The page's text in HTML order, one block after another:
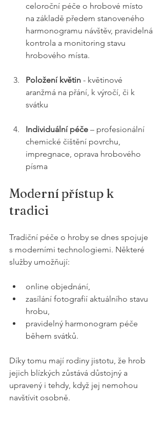
celoroční péče o hrobové místo
na základě předem stanoveného
harmonogramu návštěv, pravidelná
kontrola a monitoring stavu
hrobového místa.
Položení květin - květinové
aranžmá na přání, k výročí, či k
svátku
Individuální péče – profesionální
chemické čištění povrchu,
impregnace, oprava hrobového
písma
Moderní přístup k
tradici
Tradiční péče o hroby se dnes spojuje
s moderními technologiemi. Některé
služby umožňují:
online objednání,
zasílání fotografií aktuálního stavu
hrobu,
pravidelný harmonogram péče
během svátků.
Díky tomu mají rodiny jistotu, že hrob
jejich blízkých zůstává důstojný a
upravený i tehdy, když jej nemohou
navštívit osobně.